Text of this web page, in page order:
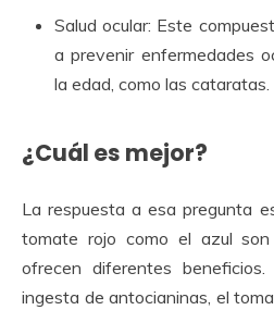
Salud ocular: Este
a prevenir enfermedades
la edad, como las cataratas.
¿Cuál es mejor?
La respuesta a esa pregunta
tomate rojo como el azul
ofrecen diferentes
ingesta de antocianinas, el